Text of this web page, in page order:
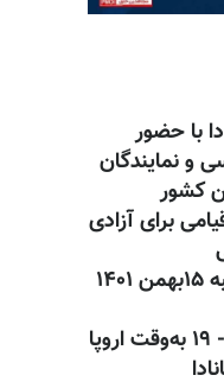
با حضور
و نمایندگان
کشور
برای آزادی
پخش زنده کنفرانس - شنبه ۱۵بهمن ۱۴۰۱
ساعت ۲۱۳۰ به‌وقت ایران - ۱۹ به‌وقت اروپا